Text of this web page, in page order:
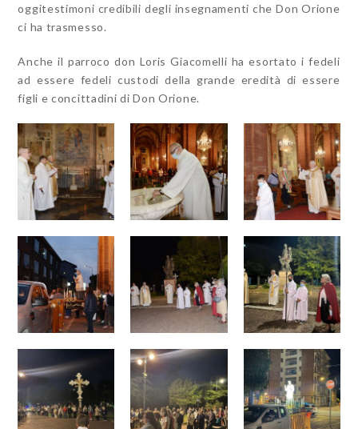
oggitestimoni credibili degli insegnamenti che Don Orione
ci ha trasmesso.
Anche il parroco don Loris Giacomelli ha esortato i fedeli
ad essere fedeli custodi della grande eredità di essere
figli e concittadini di Don Orione.